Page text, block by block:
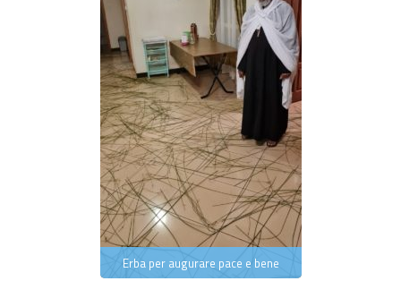
Erba per augurare pace e bene